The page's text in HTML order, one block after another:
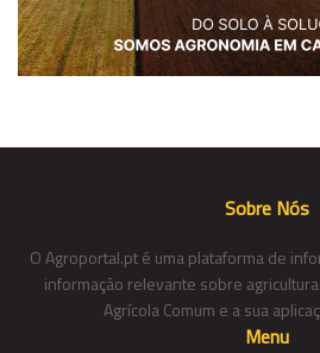
Sobre Nós
O Agroportal.pt é uma plataforma de
informação relevante sobre
Agrícola Comum e a sua
Menu